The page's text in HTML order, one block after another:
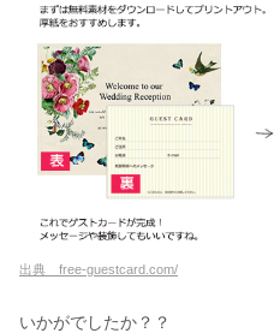
出典 free-guestcard.com/
いかがでしたか？？